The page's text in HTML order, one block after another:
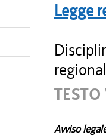
Legge
Avviso